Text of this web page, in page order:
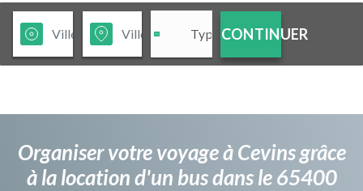
CONTINUER
Organiser votre voyage à Cevins grâce
à la location d'un bus dans le 65400